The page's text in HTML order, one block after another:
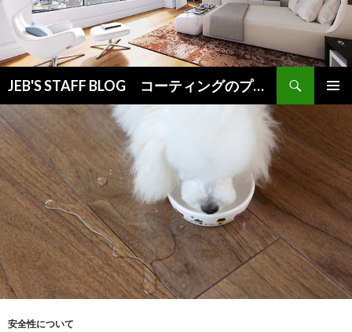
JEB'S STAFF BLOG コーティングのプロが教えるお役立ち情報
索
テ
ン
ツ
へ
ス
キ
ッ
プ
安全性について